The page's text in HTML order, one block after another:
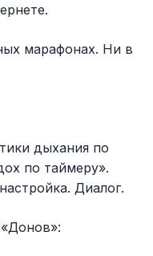
марафонах. Ни в
дыхания по
по таймеру».
Диалог.